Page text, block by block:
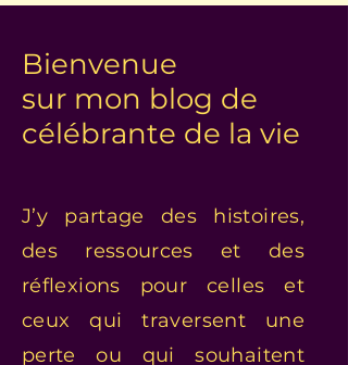
Bienvenue
sur mon blog de
célébrante de la vie
J’y partage des histoires,
des ressources et des
réflexions pour celles et
ceux qui traversent une
perte ou qui souhaitent